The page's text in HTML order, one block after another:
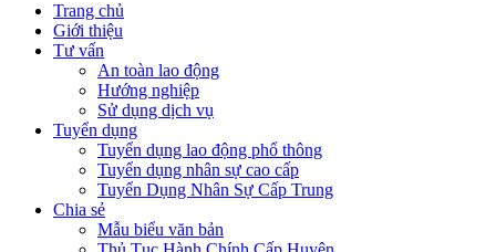
Trang chủ
Giới thiệu
Tư vấn
An toàn lao động
Hướng nghiệp
Sử dụng dịch vụ
Tuyển dụng
Tuyển dụng lao động phổ thông
Tuyển dụng nhân sự cao cấp
Tuyển Dụng Nhân Sự Cấp Trung
Chia sẻ
Mẫu biểu văn bản